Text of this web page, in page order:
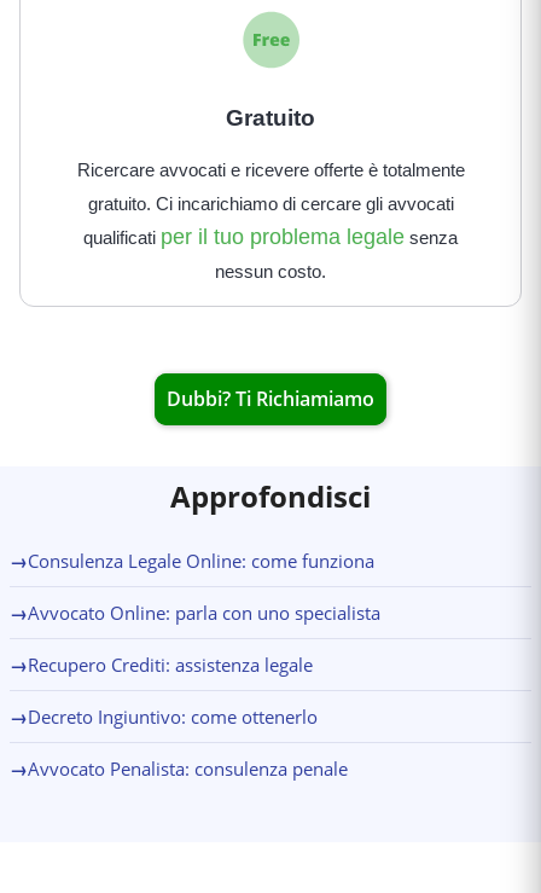
Gratuito
Ricercare avvocati e ricevere offerte è totalmente
gratuito. Ci incarichiamo di cercare gli avvocati
qualificati per il tuo problema legale senza
nessun costo.
Dubbi? Ti Richiamiamo
Approfondisci
→Consulenza Legale Online: come funziona
→Avvocato Online: parla con uno specialista
→Recupero Crediti: assistenza legale
→Decreto Ingiuntivo: come ottenerlo
→Avvocato Penalista: consulenza penale